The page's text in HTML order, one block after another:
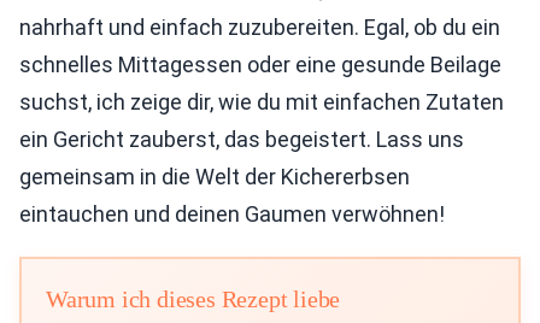
nahrhaft und einfach zuzubereiten. Egal, ob du ein
schnelles Mittagessen oder eine gesunde Beilage
suchst, ich zeige dir, wie du mit einfachen Zutaten
ein Gericht zauberst, das begeistert. Lass uns
gemeinsam in die Welt der Kichererbsen
eintauchen und deinen Gaumen verwöhnen!
Warum ich dieses Rezept liebe